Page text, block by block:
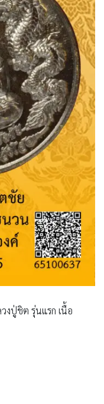
ปู่ชิต รุ่นแรก เนื้อ